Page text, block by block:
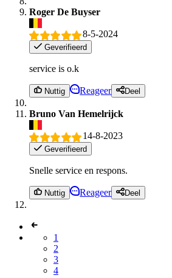
Roger De Buyser
8-5-2024
Geverifieerd
service is o.k
Nuttig Reageer Deel
Bruno Van Hemelrijck
14-8-2023
Geverifieerd
Snelle service en respons.
Nuttig Reageer Deel
1
2
3
4